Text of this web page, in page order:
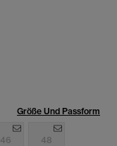
Größe Und Passform
46 48